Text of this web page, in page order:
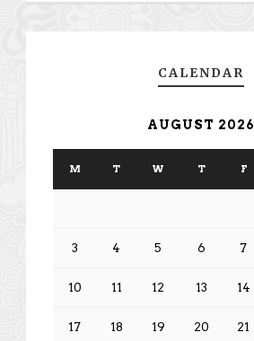
CALENDAR
AUGUST 2026
M T W T F
3 4 5 6 7
10 11 12 13 14
17 18 19 20 21